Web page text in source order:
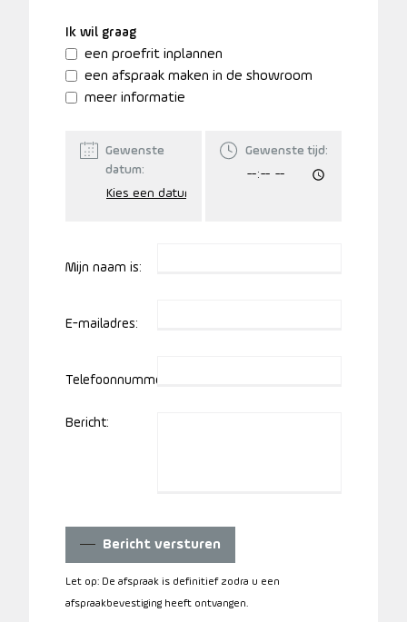
Ik wil graag
een proefrit inplannen
een afspraak maken in de showroom
meer informatie
Gewenste
datum:
Gewenste tijd:
Mijn naam is:
E-mailadres:
Telefoonnummer:
Bericht:
Bericht versturen
Let op: De afspraak is definitief zodra u een
afspraakbevestiging heeft ontvangen.